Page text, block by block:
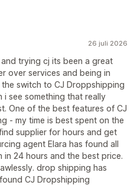
26 juli 2026
trying cj its been a great
over services and being in
switch to CJ Droppshipping
see something that really
One of the best features of CJ
- my time is best spent on the
supplier for hours and get
agent Elara has found all
24 hours and the best price.
drop shipping has
CJ Dropshipping